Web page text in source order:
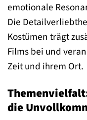
emotionale
Die
Kostümen trägt
Films bei und
Zeit und ihrem Ort.
die